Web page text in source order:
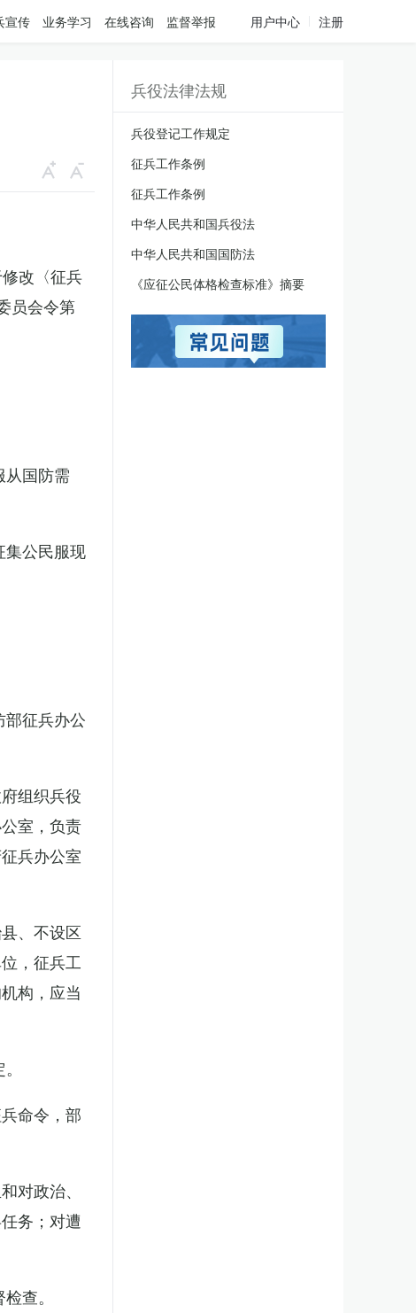
宣传 业务学习 在线咨询 监督举报 用户中心 注册
改〈征兵
员会令第
从国防需
集公民服现
征兵办公
组织兵役
室，负责
兵办公室
、不设区
，征兵工
构，应当
命令，部
对政治、
务；对遭
查。
兵役法律法规
兵役登记工作规定
征兵工作条例
征兵工作条例
中华人民共和国兵役法
中华人民共和国国防法
《应征公民体格检查标准》摘要